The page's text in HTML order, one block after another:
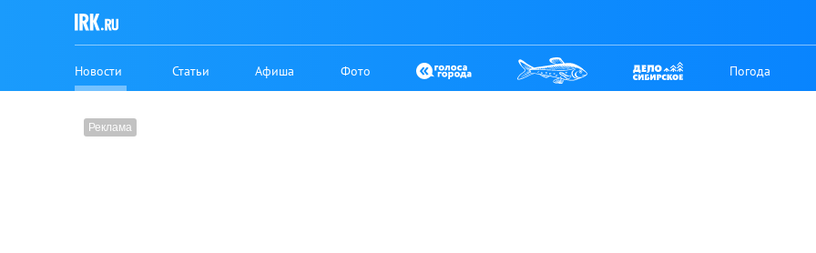
Новости Статьи Афиша Фото Погода